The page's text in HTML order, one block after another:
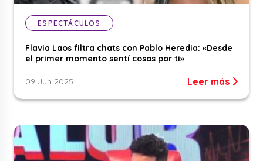
ESPECTÁCULOS
Flavia Laos filtra chats con Pablo Heredia: «Desde
el primer momento sentí cosas por ti»
09 Jun 2025 Leer más